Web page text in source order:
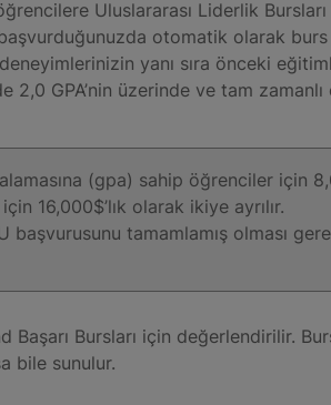
Uluslararası Liderlik
otomatik olarak
yanı sıra önceki
GPA’nin üzerinde ve tam
(gpa) sahip öğrenciler için
16,000$’lık olarak ikiye ayrılır.
tamamlamış olması
Başarı Bursları için değerlendirilir.
bile sunulur.